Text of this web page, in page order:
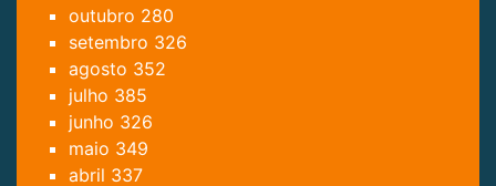
outubro 280
setembro 326
agosto 352
julho 385
junho 326
maio 349
abril 337